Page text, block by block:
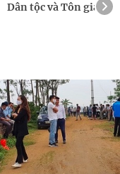
Dân tộc và Tôn giáo